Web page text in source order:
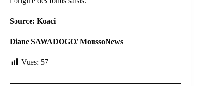
Source: Koaci
Diane SAWADOGO/ MoussoNews
Vues: 57